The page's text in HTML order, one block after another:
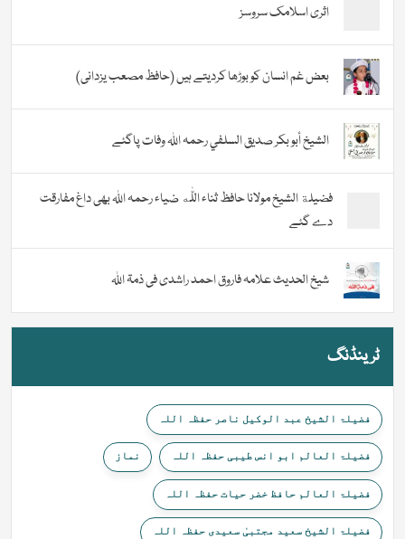
اثری اسلامک سروسز
بعض غم انسان کو بوڑھا کردیتے ہیں (حافظ مصعب یزدانی)
الشيخ أبو بكر صديق السلفي رحمہ اللہ وفات پاگئے
فضیلة الشيخ مولانا حافظ ثناء اللّٰه ضیاء رحمہ اللہ بھی داغ مفارقت
دے گئے
شیخ الحدیث علامہ فاروق احمد راشدی فی ذمۃ اللہ
ٹرینڈنگ
فضیلۃ الشیخ عبد الوکیل ناصر حفظہ اللہ
فضیلۃ العالم ابو انس طیبی حفظہ اللہ نماز
فضیلۃ العالم حافظ خضر حیات حفظہ اللہ
فضیلۃ الشیخ سعید مجتبیٰ سعیدی حفظہ اللہ